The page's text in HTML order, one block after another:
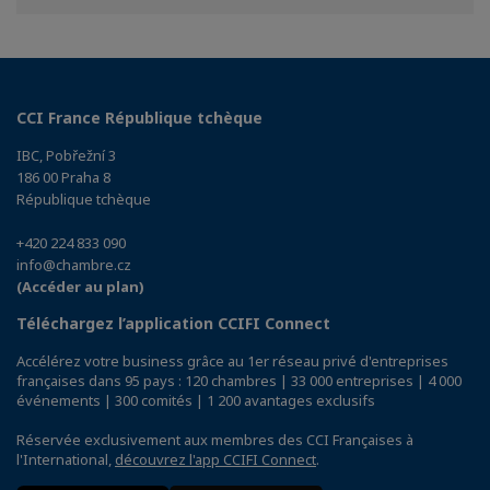
CCI France République tchèque
IBC, Pobřežní 3
186 00 Praha 8
République tchèque
+420 224 833 090
info@chambre.cz
(Accéder au plan)
Téléchargez l’application CCIFI Connect
Accélérez votre business grâce au 1er réseau privé d'entreprises
françaises dans 95 pays : 120 chambres | 33 000 entreprises | 4 000
événements | 300 comités | 1 200 avantages exclusifs
Réservée exclusivement aux membres des CCI Françaises à
l'International, découvrez l'app CCIFI Connect.